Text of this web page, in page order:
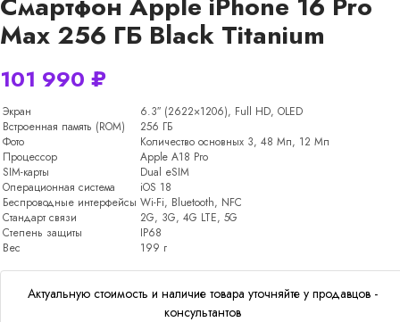
Max 256 ГБ Black Titanium
101 990 ₽
Экран
6.3″ (2622×1206), Full HD, OLED
Встроенная память (ROM)
256 ГБ
Фото
Количество основных 3, 48 Мп, 12 Мп
Процессор
Apple A18 Pro
SIM-карты
Dual еSIM
Операционная система
iOS 18
Беспроводные интерфейсы Wi-Fi, Bluetooth, NFC
Стандарт связи
2G, 3G, 4G LTE, 5G
Степень защиты
IP68
Вес
199 г
Актуальную стоимость и наличие товара уточняйте у продавцов -
консультантов